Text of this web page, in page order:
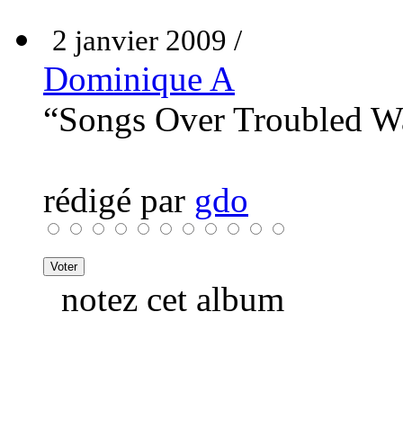
2 janvier 2009 /
Dominique A
“Songs Over Troubled
rédigé par gdo
notez cet album